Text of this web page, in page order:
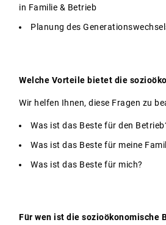
in Familie & Betrieb
Planung des
Welche Vorteile bietet die
Wir helfen Ihnen, diese Fragen zu
Was ist das Beste für den
Was ist das Beste für meine
Was ist das Beste für mich?
Für wen ist die sozioökonomische